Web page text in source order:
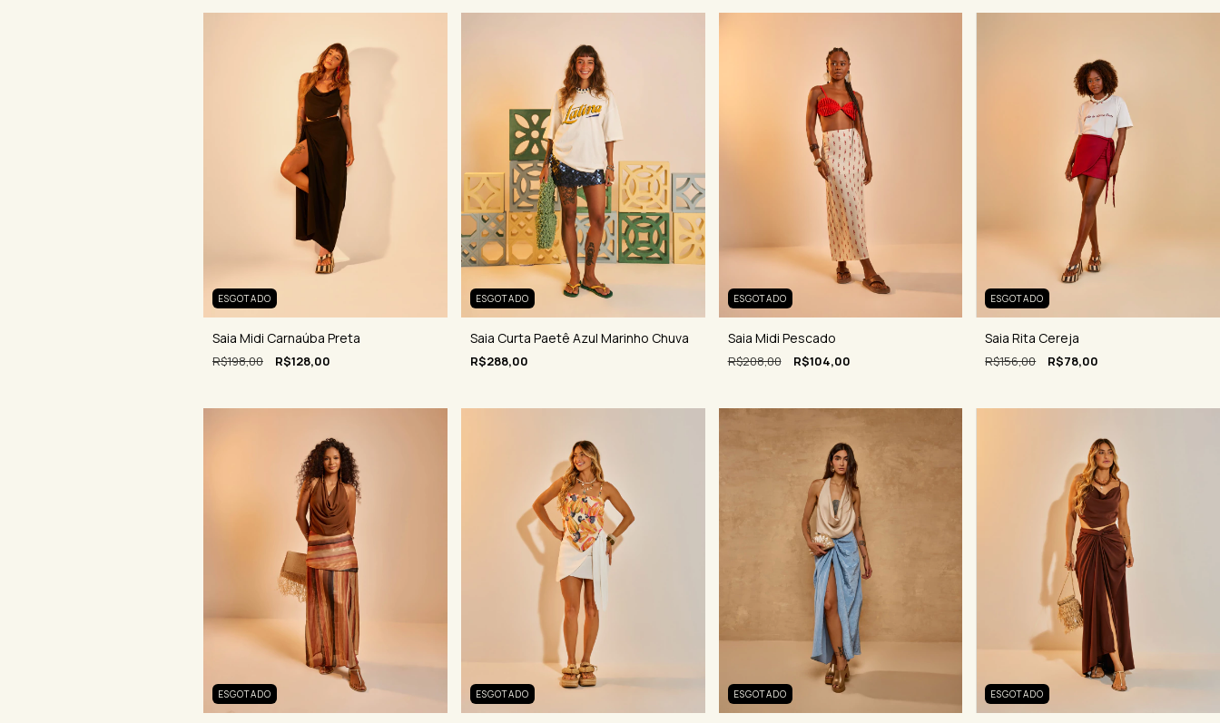
ESGOTADO
Saia Midi Carnaúba Preta
R$198,00 R$128,00
ESGOTADO
Saia Curta Paetê Azul Marinho Chuva
R$288,00
ESGOTADO
Saia Midi Pescado
R$208,00 R$104,00
ESGOTADO
Saia Rita Cereja
R$156,00 R$78,00
ESGOTADO ESGOTADO ESGOTADO ESGOTADO